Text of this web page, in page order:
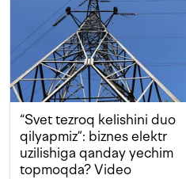
“Svet tezroq kelishini duo
qilyapmiz”: biznes elektr
uzilishiga qanday yechim
topmoqda? Video